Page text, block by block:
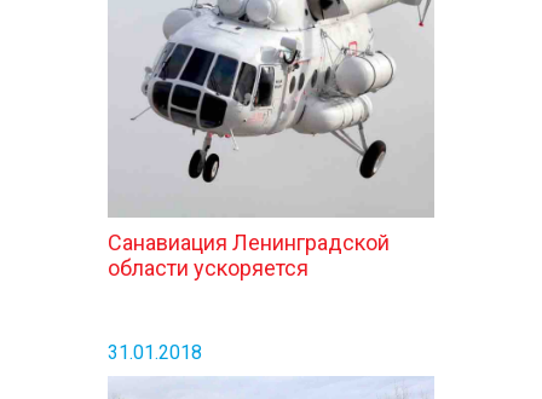
Санавиация Ленинградской
области ускоряется
31.01.2018